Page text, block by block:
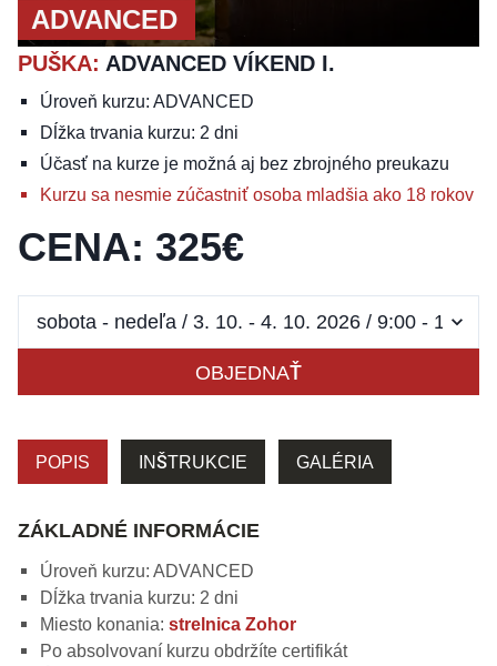
ADVANCED
PUŠKA: ADVANCED VÍKEND I.
Úroveň kurzu: ADVANCED
Dĺžka trvania kurzu: 2 dni
Účasť na kurze je možná aj bez zbrojného preukazu
Kurzu sa nesmie zúčastniť osoba mladšia ako 18 rokov
CENA: 325€
OBJEDNAŤ
POPIS INŠTRUKCIE GALÉRIA
ZÁKLADNÉ INFORMÁCIE
Úroveň kurzu: ADVANCED
Dĺžka trvania kurzu: 2 dni
Miesto konania: strelnica Zohor
Po absolvovaní kurzu obdržíte certifikát